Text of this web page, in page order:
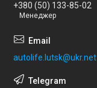
+380 (50) 133-85-02
Менеджер
autolife.lutsk@ukr.net